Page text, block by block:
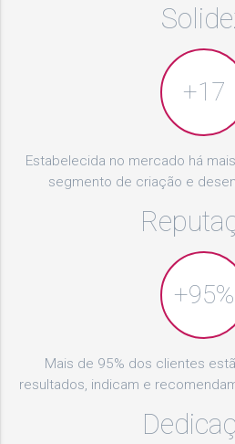
+17
Estabelecida no mercado há
segmento de criação e
+95%
Mais de 95% dos clientes
resultados, indicam e